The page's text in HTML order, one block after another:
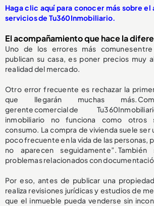
Haga clic aquí para conocer más sobre
servicios de Tu360Inmobiliario.
El acompañamiento que hace la
Uno de los errores más comunes
publican su casa, es poner precios muy
realidad del mercado.
Otro error frecuente es rechazar la
que llegarán muchas más.
gerente comercial de
inmobiliario no funciona como otros
consumo. La compra de vivienda suele ser
poco frecuente en la vida de las personas,
no aparecen seguidamente”.
problemas relacionados con
Por eso, antes de publicar una
realiza revisiones jurídicas y estudios de
que el inmueble pueda venderse sin